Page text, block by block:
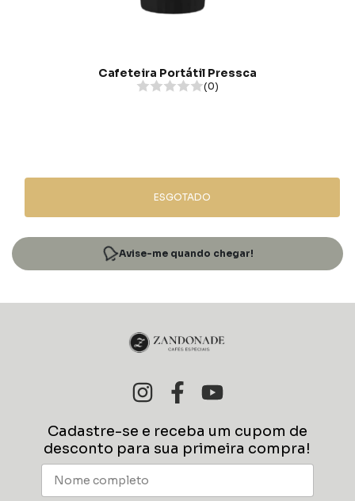
Cafeteira Portátil Pressca
(0)
ESGOTADO
Avise-me quando chegar!
Cadastre-se e receba um cupom de
desconto para sua primeira compra!